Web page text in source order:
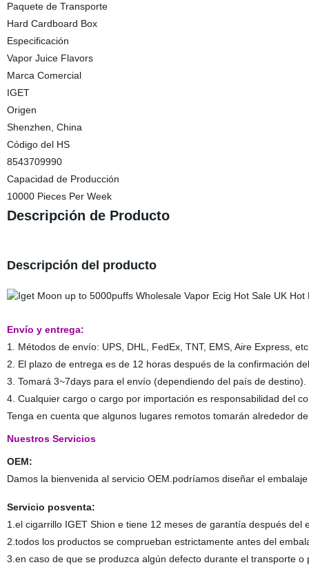
Paquete de Transporte
Hard Cardboard Box
Especificación
Vapor Juice Flavors
Marca Comercial
IGET
Origen
Shenzhen, China
Código del HS
8543709990
Capacidad de Producción
10000 Pieces Per Week
Descripción de Producto
Descripción del producto
Envío y entrega:
1. Métodos de envío: UPS, DHL, FedEx, TNT, EMS, Aire Express,
2. El plazo de entrega es de 12 horas después de la confirmación
3. Tomará 3~7days para el envío (dependiendo del país de destino).
4. Cualquier cargo o cargo por importación es responsabilidad del
Tenga en cuenta que algunos lugares remotos tomarán alrededor
Nuestros Servicios
OEM:
Damos la bienvenida al servicio OEM.podríamos diseñar el
Servicio posventa:
1.el cigarrillo IGET Shion e tiene 12 meses de garantía después del
2.todos los productos se comprueban estrictamente antes del
3.en caso de que se produzca algún defecto durante el transporte o